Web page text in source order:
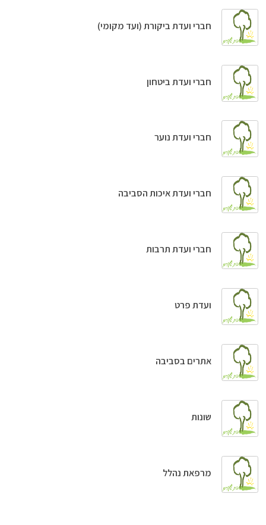
חברי ועדת ביקורת (ועד מקומי)
חברי ועדת ביטחון
חברי ועדת נוער
חברי ועדת איכות הסביבה
חברי ועדת תרבות
ועדת פרט
אתרים בסביבה
שונות
מרפאת נהלל